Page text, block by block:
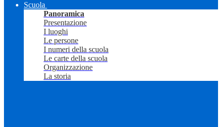
Scuola
Panoramica
Presentazione
I luoghi
Le persone
I numeri della scuola
Le carte della scuola
Organizzazione
La storia